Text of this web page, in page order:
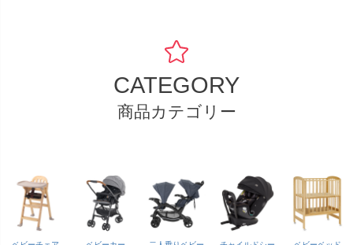
CATEGORY
商品カテゴリー